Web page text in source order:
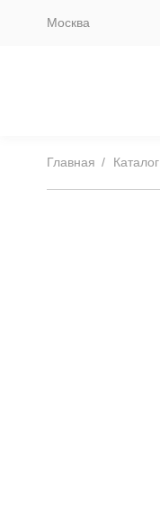
Москва
Главная Каталог